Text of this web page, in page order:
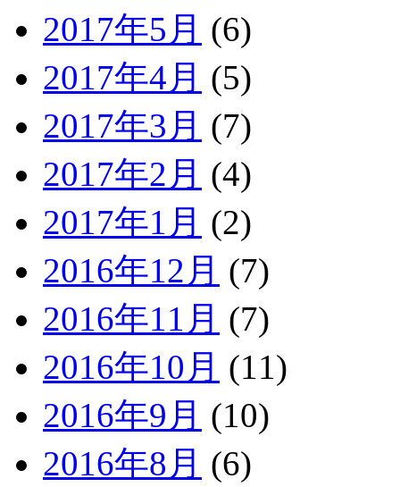
2017年5月 (6)
2017年4月 (5)
2017年3月 (7)
2017年2月 (4)
2017年1月 (2)
2016年12月 (7)
2016年11月 (7)
2016年10月 (11)
2016年9月 (10)
2016年8月 (6)